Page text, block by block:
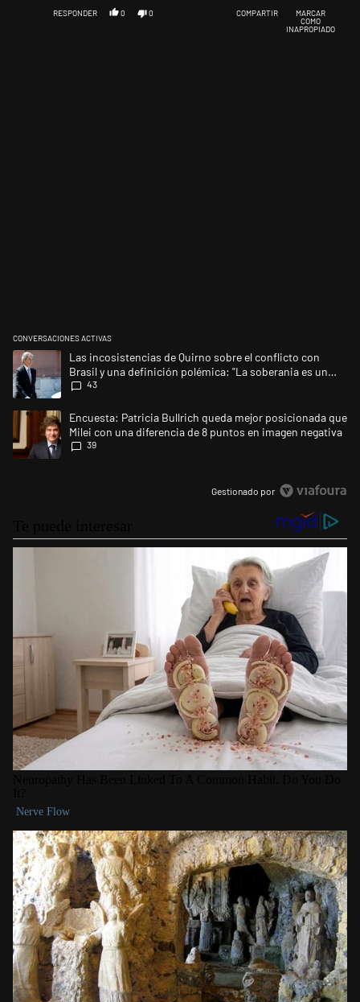
RESPONDER 0 0 COMPARTIR
MARCAR
COMO
INAPROPIADO
CONVERSACIONES ACTIVAS
Este listado muestra los artículos con más comentarios en los últimos
Un artículo de tendencia con el título "Las incosistencias de Quirno
Las incosistencias de Quirno sobre el conflicto con
Brasil y una definición polémica: "La soberania es un
concepto antiguo"
43
Un artículo de tendencia con el título "Encuesta: Patricia Bullrich
Encuesta: Patricia Bullrich queda mejor posicionada que
Milei con una diferencia de 8 puntos en imagen negativa
39
Gestionado por